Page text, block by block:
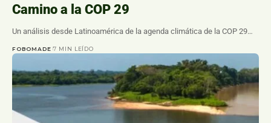
Camino a la COP 29
Un análisis desde Latinoamérica de la agenda climática de la COP 29…
FOBOMADE 7 MIN LEÍDO